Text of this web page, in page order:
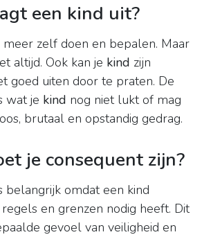
een kind uit?
zelf doen en bepalen. Maar
altijd. Ook kan je kind zijn
goed uiten door te praten. De
wat je kind nog niet lukt of mag
brutaal en opstandig gedrag.
je consequent zijn?
belangrijk omdat een kind
en grenzen nodig heeft. Dit
gevoel van veiligheid en